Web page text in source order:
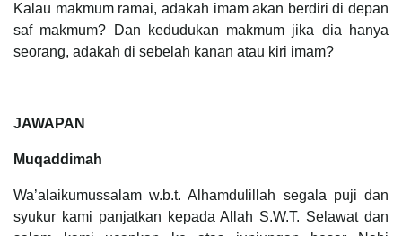
Kalau makmum ramai, adakah imam akan berdiri di depan
saf makmum? Dan kedudukan makmum jika dia hanya
seorang, adakah di sebelah kanan atau kiri imam?
JAWAPAN
Muqaddimah
Wa’alaikumussalam w.b.t. Alhamdulillah segala puji dan
syukur kami panjatkan kepada Allah S.W.T. Selawat dan